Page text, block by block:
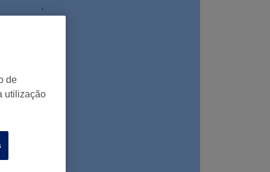
,
de
utilização